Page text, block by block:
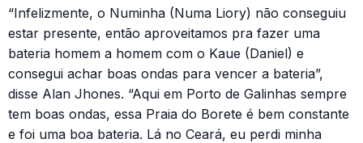
“Infelizmente, o Numinha (Numa Liory) não conseguiu
estar presente, então aproveitamos pra fazer uma
bateria homem a homem com o Kaue (Daniel) e
consegui achar boas ondas para vencer a bateria”,
disse Alan Jhones. “Aqui em Porto de Galinhas sempre
tem boas ondas, essa Praia do Borete é bem constante
e foi uma boa bateria. Lá no Ceará, eu perdi minha